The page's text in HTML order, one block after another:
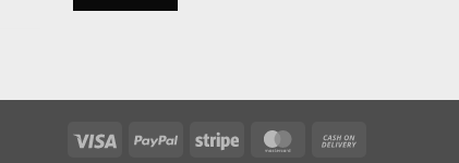
Visa PayPal Stripe MasterCard